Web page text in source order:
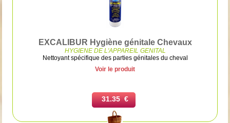
EXCALIBUR Hygiène génitale Chevaux
HYGIENE DE L'APPAREIL GENITAL
Nettoyant spécifique des parties génitales du cheval
Voir le produit
31.35 €